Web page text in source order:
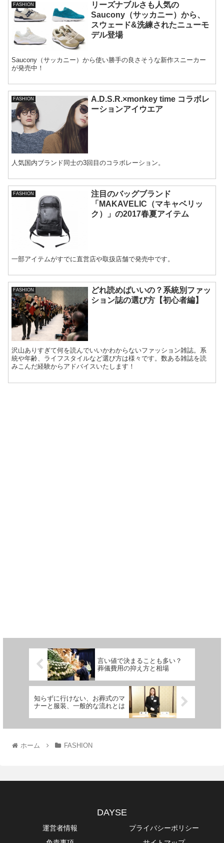
FASHION
リーズナブルさも人気の
Saucony（サッカニー）から、
スウェード&洗練されたニューモ
デル登場
Saucony（サッカニー）から使い勝手の良さそうな新作スニーカー
が発売中！
FASHION
A.D.S.R.×monkey time コラボレ
ーションアイウエア
人気国内ブランド同士の3回目のコラボレーション。
FASHION
注目のバッグブランド
「MAKAVELIC（マキャベリッ
ク）」の2017春夏アイテム
一部アイテムがすでに直営店や取扱店舗で発売中です。
FASHION
どれ読めばいいの？系統別ファッ
ション誌の選び方【初心者編】
沢山ありすぎて何を読んでいいかわからないファッション雑誌。系
統や年齢、ライフスタイルなど選び方は様々です。数ある雑誌を読
みこんだ経験からアドバイスいたします！
言い値で決まることも多い？
葬儀費用の抑え方と相場
知らずに行けない、お葬式のマ
ナーと服装、一般的な流れとは
ホーム FASHION
DAYSE
運営者情報
プライバシーポリシー